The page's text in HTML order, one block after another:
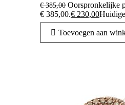
€385,00 Oorspronkelijke
€ 385,00.€ 230,00
Toevoegen aan